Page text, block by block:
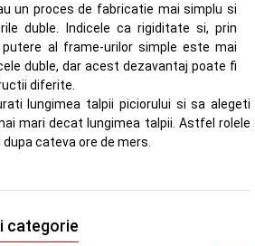
un proces de fabricatie mai simplu si
duble. Indicele ca rigiditate si, prin
al frame-urilor simple este mai
duble, dar acest dezavantaj poate fi
diferite.
lungimea talpii piciorului si sa alegeti
mari decat lungimea talpii. Astfel rolele
cateva ore de mers.
categorie